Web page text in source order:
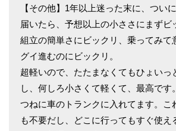
【その他】1年以上迷った末に、ついに
届いたら、予想以上の小ささにまずビ
組立の簡単さにビックリ、乗ってみて
グイ進むのにビックリ。
超軽いので、たたまなくてもひょいっ
し、何しろ小さくて軽くて、最高です。
つねに車のトランクに入れてます。こ
も不要だし、どこに行ってもすぐ使え